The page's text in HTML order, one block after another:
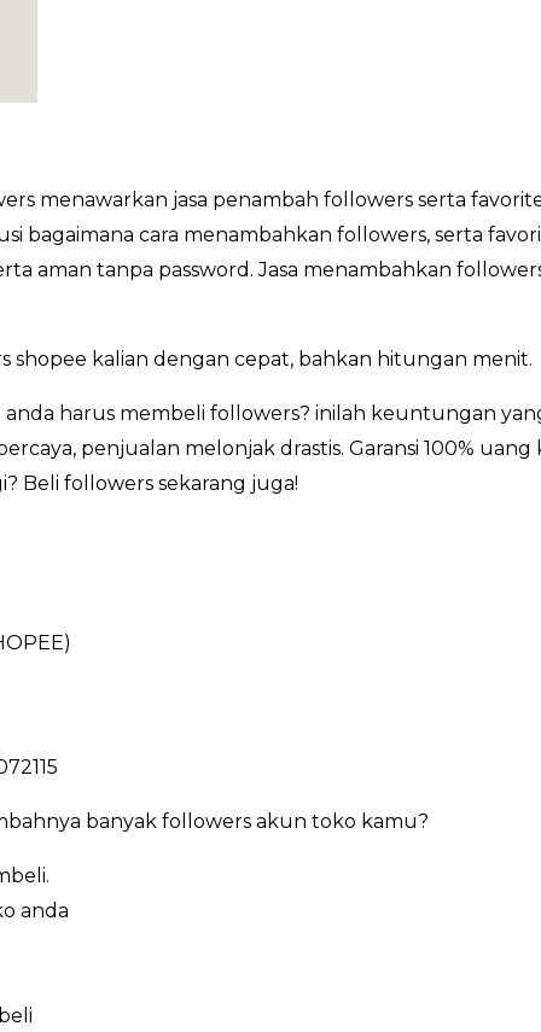
menawarkan jasa penambah followers serta
bagaimana cara menambahkan followers, serta
aman tanpa password. Jasa menambahkan
shopee kalian dengan cepat, bahkan hitungan menit.
harus membeli followers? inilah keuntungan
penjualan melonjak drastis. Garansi 100%
Beli followers sekarang juga!
banyak followers akun toko kamu?
anda